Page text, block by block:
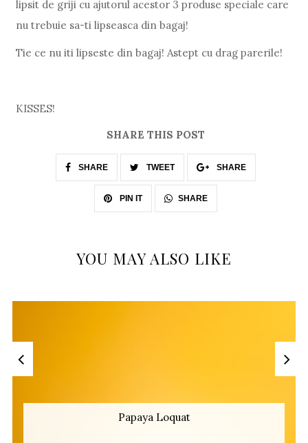
lipsit de griji cu ajutorul acestor 3 produse speciale care
nu trebuie sa-ti lipseasca din bagaj!
Tie ce nu iti lipseste din bagaj! Astept cu drag parerile!
KISSES!
SHARE THIS POST
SHARE TWEET SHARE
PIN IT SHARE
YOU MAY ALSO LIKE
Papaya Loquat